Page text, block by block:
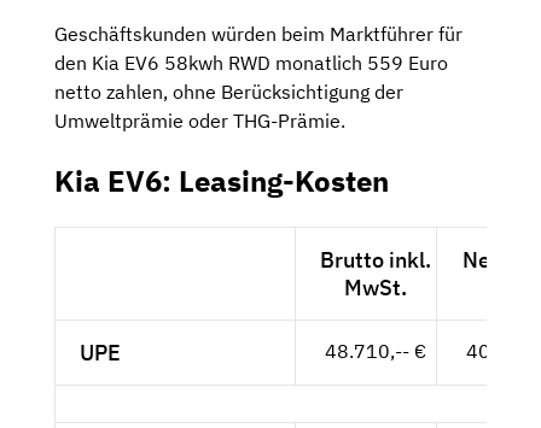
Geschäftskunden würden beim Marktführer für
den Kia EV6 58kwh RWD monatlich 559 Euro
netto zahlen, ohne Berücksichtigung der
Umweltprämie oder THG-Prämie.
Kia EV6: Leasing-Kosten
Brutto inkl.
MwSt.
Netto
UPE 48.710,-- €